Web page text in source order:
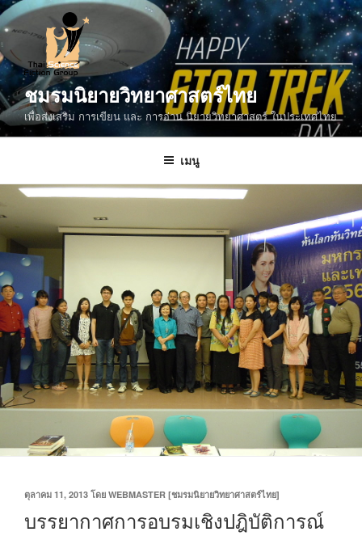
ข้าม
ไป
ยัง
บทความ
ชมรมนิยายวิทยาศาสตร์ไทย
เพื่อส่งเสริม การเขียน และ การอ่าน นิยายวิทยาศาสตร์ ในประเทศไทย
เมนู
เขียน
ที่
ตุลาคม 11, 2013 โดย WEBMASTER [ชมรมนิยายวิทยาศาสตร์ไทย]
บรรยากาศการอบรมเชิงปฎิบัติการณ์